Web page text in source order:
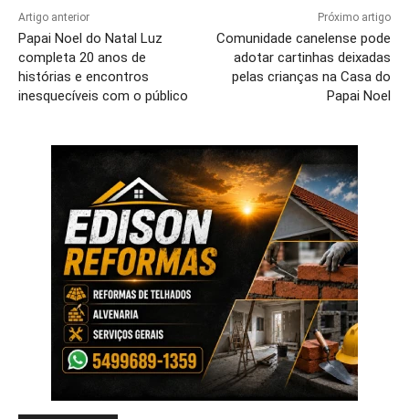
Artigo anterior
Papai Noel do Natal Luz
completa 20 anos de
histórias e encontros
inesquecíveis com o público
Próximo artigo
Comunidade canelense pode
adotar cartinhas deixadas
pelas crianças na Casa do
Papai Noel